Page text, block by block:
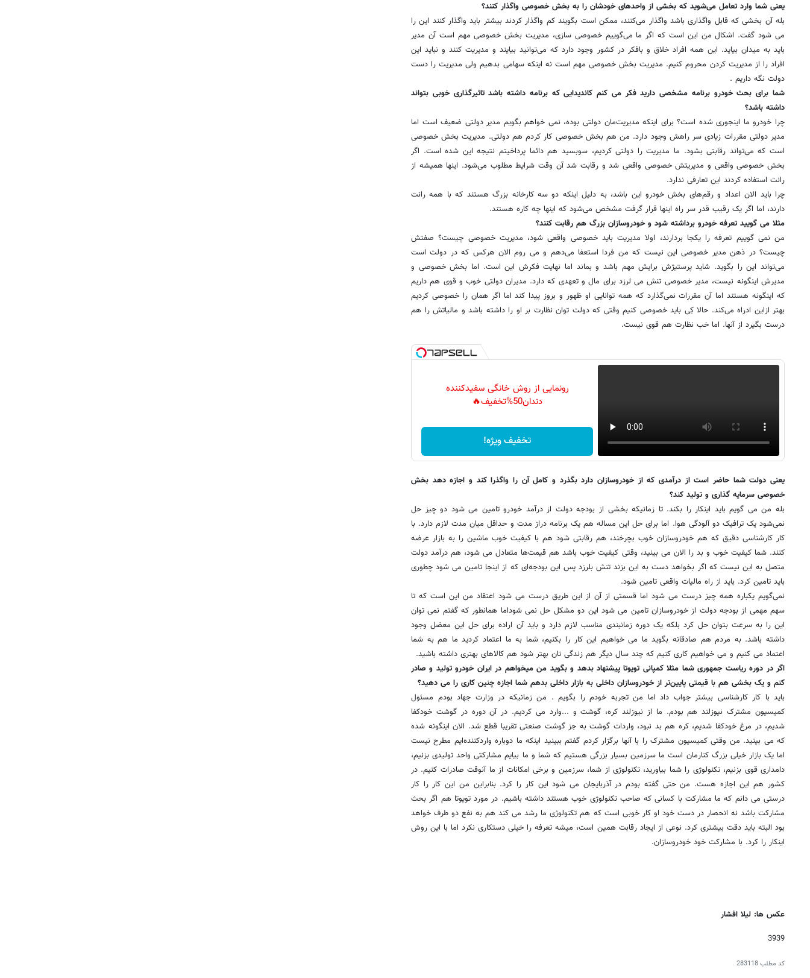
یعنی شما وارد تعامل می‌شوید که بخشی از واحدهای خودشان را به بخش خصوصی واگذار کنند؟
بله آن بخشی که قابل واگذاری باشد واگذار می‌کنند، ممکن است بگویند کم واگذار کردند بیشتر باید واگذار کنند این را
می شود گفت. اشکال من این است که اگر ما می‌گوییم خصوصی سازی، مدیریت بخش خصوصی مهم است آن مدیر
باید به میدان بیاید. این همه افراد خلاق و بافکر در کشور وجود دارد که می‌توانید بیایند و مدیریت کنند و نباید این
افراد را از مدیریت کردن محروم کنیم. مدیریت بخش خصوصی مهم است نه اینکه سهامی بدهیم ولی مدیریت را دست
دولت نگه داریم .
شما برای بحث خودرو برنامه مشخصی دارید فکر می کنم کاندیدایی که برنامه داشته باشد تاثیرگذاری خوبی بتواند
داشته باشد؟
چرا خودرو ما اینجوری شده است؟ برای اینکه مدیریت‌مان دولتی بوده، نمی خواهم بگویم مدیر دولتی ضعیف است اما
مدیر دولتی مقررات زیادی سر راهش وجود دارد. من هم بخش خصوصی کار کردم هم دولتی. مدیریت بخش خصوصی
است که می‌تواند رقابتی بشود. ما مدیریت را دولتی کردیم، سوبسید هم دائما پرداخیتم نتیجه این شده است. اگر
بخش خصوصی واقعی و مدیریتش خصوصی واقعی شد و رقابت شد آن وقت شرایط مطلوب می‌شود. اینها همیشه از
رانت استفاده کردند این تعارفی ندارد.
چرا باید الان اعداد و رقم‌های بخش خودرو این باشد، به دلیل اینکه دو سه کارخانه بزرگ هستند که با همه رانت
دارند، اما اگر یک رقیب قدر سر راه اینها قرار گرفت مشخص می‌شود که اینها چه کاره هستند.
مثلا می گویید تعرفه خودرو برداشته شود و خودروسازان بزرگ هم رقابت کنند؟
من نمی گوییم تعرفه را یکجا بردارند، اولا مدیریت باید خصوصی واقعی شود، مدیریت خصوصی چیست؟ صفتش
چیست؟ در ذهن مدیر خصوصی این نیست که من فردا استعفا می‌دهم و می روم الان هرکس که در دولت است
می‌تواند این را بگوید. شاید پرستیژش برایش مهم باشد و بماند اما نهایت فکرش این است. اما بخش خصوصی و
مدیرش اینگونه نیست، مدیر خصوصی تنش می لرزد برای مال و تعهدی که دارد. مدیران دولتی خوب و قوی هم داریم
که اینگونه هستند اما آن مقررات نمی‌گذارد که همه توانایی او ظهور و بروز پیدا کند اما اگر همان را خصوصی کردیم
بهتر ازاین ادراه می‌کند. حالا کِی باید خصوصی کنیم وقتی که دولت توان نظارت بر او را داشته باشد و مالیاتش را هم
درست بگیرد از آنها. اما خب نظارت هم قوی نیست.
رونمایی از روش خانگی سفیدکننده
دندان50%تخفیف🔥
تخفیف ویژه!
یعنی دولت شما حاضر است از درآمدی که از خودروسازان دارد بگذرد و کامل آن را واگذرا کند و اجازه دهد بخش
خصوصی سرمایه گذاری و تولید کند؟
بله من می گویم باید اینکار را بکند. تا زمانیکه بخشی از بودجه دولت از درآمد خودرو تامین می شود دو چیز حل
نمی‌شود یک ترافیک دو آلودگی هوا. اما برای حل این مساله هم یک برنامه دراز مدت و حداقل میان مدت لازم دارد. با
کار کارشناسی دقیق که هم خودروسازان خوب بچرخند، هم رقابتی شود هم با کیفیت خوب ماشین را به بازار عرضه
کنند. شما کیفیت خوب و بد را الان می بینید، وقتی کیفیت خوب باشد هم قیمت‌ها متعادل می شود، هم درآمد دولت
متصل به این نیست که اگر بخواهد دست به این بزند تنش بلرزد پس این بودجه‌ای که از اینجا تامین می شود چطوری
باید تامین کرد. باید از راه مالیات واقعی تامین شود.
نمی‌گویم یکباره همه چیز درست می شود اما قسمتی از آن از این طریق درست می شود اعتقاد من این است که تا
سهم مهمی از بودجه دولت از خودروسازان تامین می شود این دو مشکل حل نمی شوداما همانطور که گفتم نمی توان
این را به سرعت بتوان حل کرد بلکه یک دوره زمانبندی مناسب لازم دارد و باید آن اراده برای حل این معضل وجود
داشته باشد. به مردم هم صادقانه بگوید ما می خواهیم این کار را بکنیم، شما به ما اعتماد کردید ما هم به شما
اعتماد می کنیم و می خواهیم کاری کنیم که چند سال دیگر هم زندگی تان بهتر شود هم کالاهای بهتری داشته باشید.
اگر در دوره ریاست جمهوری شما مثلا کمپانی تویوتا پیشنهاد بدهد و بگوید من میخواهم در ایران خودرو تولید و صادر
کنم و یک بخشی هم با قیمتی پایین‌تر از خودروسازان داخلی به بازار داخلی بدهم شما اجازه چنین کاری را می دهید؟
باید با کار کارشناسی بیشتر جواب داد اما من تجربه خودم را بگویم . من زمانیکه در وزارت جهاد بودم مسئول
کمیسیون مشترک نیوزلند هم بودم. ما از نیوزلند کره، گوشت و ...وارد می کردیم. در آن دوره در گوشت خودکفا
شدیم، در مرغ خودکفا شدیم، کره هم بد نبود، واردات گوشت به جز گوشت صنعتی تقریبا قطع شد. الان اینگونه شده
که می بینید. من وقتی کمیسیون مشترک را با آنها برگزار کردم گفتم ببینید اینکه ما دوباره واردکننده‌ایم مطرح نیست
اما یک بازار خیلی بزرگ کنارمان است ما سرزمین بسیار بزرگی هستیم که شما و ما بیایم مشارکتی واحد تولیدی بزنیم،
دامداری قوی بزنیم، تکنولوژی را شما بیاورید، تکنولوژی از شما، سرزمین و برخی امکانات از ما آنوقت صادرات کنیم. در
کشور هم این اجازه هست. من حتی گفته بودم در آذربایجان می شود این کار را کرد. بنابراین من این کار را کار
درستی می دانم که ما مشارکت با کسانی که صاحب تکنولوژی خوب هستند داشته باشیم. در مورد تویوتا هم اگر بحث
مشارکت باشد نه انحصار در دست خود او کار خوبی است که هم تکنولوژی ما رشد می کند هم به نفع دو طرف خواهد
بود البته باید دقت بیشتری کرد. نوعی از ایجاد رقابت همین است، میشه تعرفه را خیلی دستکاری نکرد اما با این روش
اینکار را کرد. با مشارکت خود خودروسازان.
عکس ها: لیلا افشار
3939
کد مطلب283118